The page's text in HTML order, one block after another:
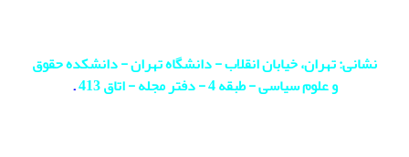
نشانی: تهران، خیابان انقلاب - دانشگاه تهران - دانشکده حقوق
و علوم سیاسی - طبقه 4 - دفتر مجله - اتاق 413
.